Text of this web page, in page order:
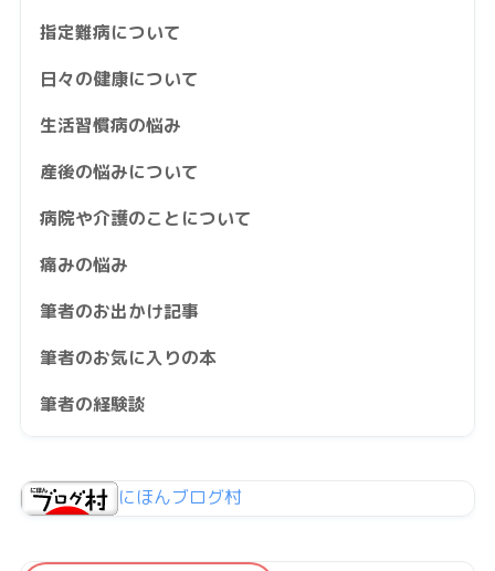
指定難病について
日々の健康について
生活習慣病の悩み
産後の悩みについて
病院や介護のことについて
痛みの悩み
筆者のお出かけ記事
筆者のお気に入りの本
筆者の経験談
にほんブログ村